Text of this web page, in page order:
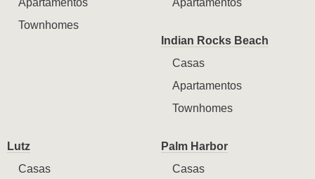
Townhomes
Indian Rocks Beach
Casas
Apartamentos
Townhomes
Lutz
Casas
Palm Harbor
Casas